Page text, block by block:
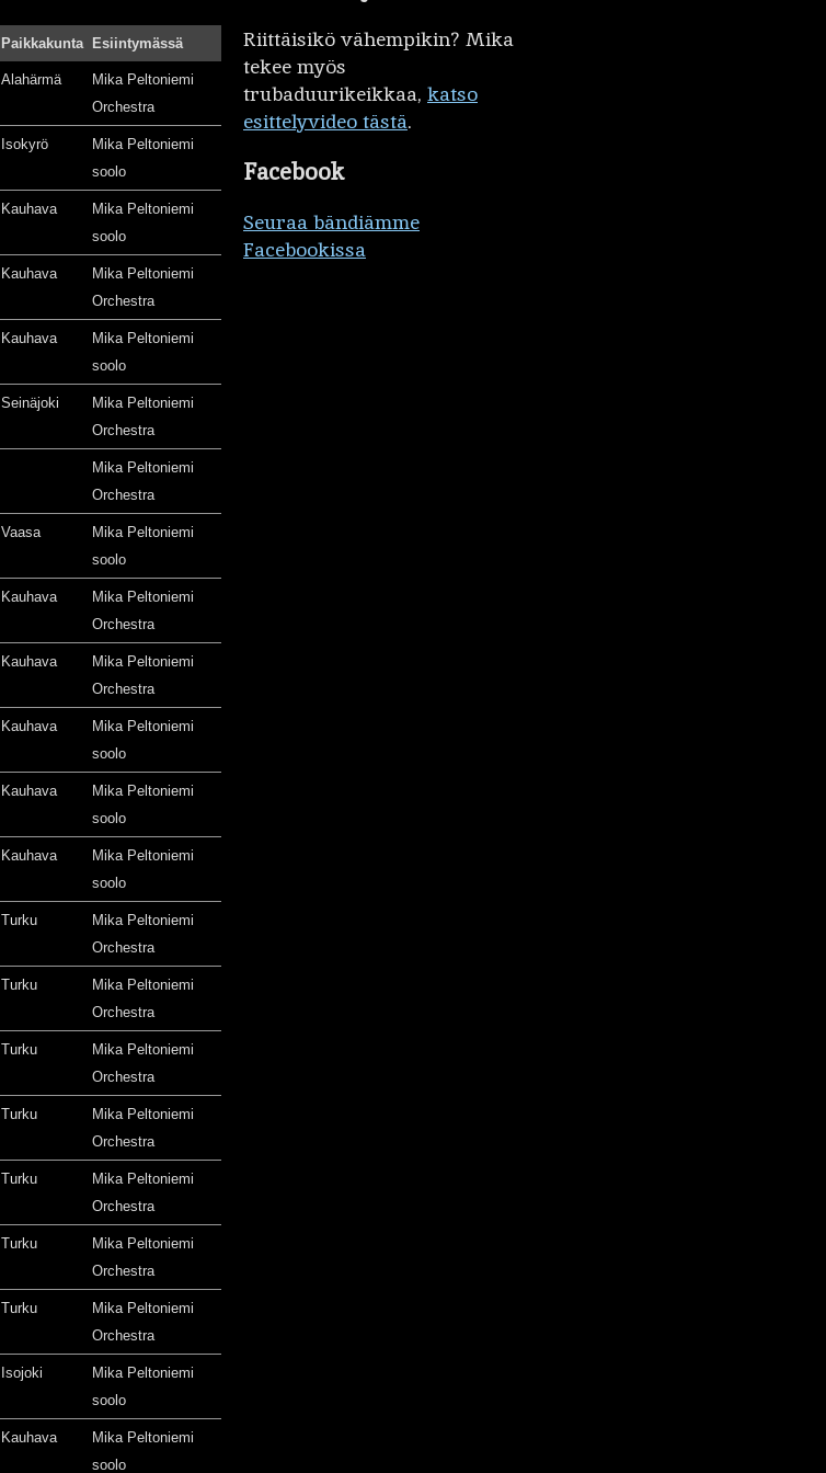
Paikkakunta Esiintymässä
Alahärmä
Mika Peltoniemi
Orchestra
Isokyrö
Mika Peltoniemi
soolo
Kauhava
Mika Peltoniemi
soolo
Kauhava
Mika Peltoniemi
Orchestra
Kauhava
Mika Peltoniemi
soolo
Seinäjoki
Mika Peltoniemi
Orchestra
Mika Peltoniemi
Orchestra
Vaasa
Mika Peltoniemi
soolo
Kauhava
Mika Peltoniemi
Orchestra
Kauhava
Mika Peltoniemi
Orchestra
Kauhava
Mika Peltoniemi
soolo
Kauhava
Mika Peltoniemi
soolo
Kauhava
Mika Peltoniemi
soolo
Turku
Mika Peltoniemi
Orchestra
Turku
Mika Peltoniemi
Orchestra
Turku
Mika Peltoniemi
Orchestra
Turku
Mika Peltoniemi
Orchestra
Turku
Mika Peltoniemi
Orchestra
Turku
Mika Peltoniemi
Orchestra
Turku
Mika Peltoniemi
Orchestra
Isojoki
Mika Peltoniemi
soolo
Kauhava
Mika Peltoniemi
soolo
Riittäisikö vähempikin? Mika
tekee myös
trubaduurikeikkaa, katso
esittelyvideo tästä.
Facebook
Seuraa bändiämme
Facebookissa